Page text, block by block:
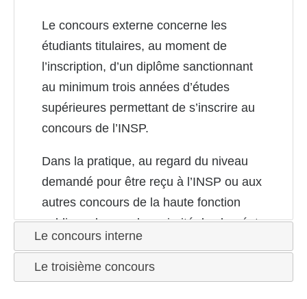
Le concours externe concerne les
étudiants titulaires, au moment de
l’inscription, d’un diplôme sanctionnant
au minimum trois années d’études
supérieures permettant de s’inscrire au
concours de l’INSP.
Dans la pratique, au regard du niveau
demandé pour être reçu à l’INSP ou aux
autres concours de la haute fonction
publique, la grande majorité des lauréats
est titulaire d’un M1 ou d’un M2.
La sélection des étudiants est effectuée par
Le concours interne
Le troisième concours